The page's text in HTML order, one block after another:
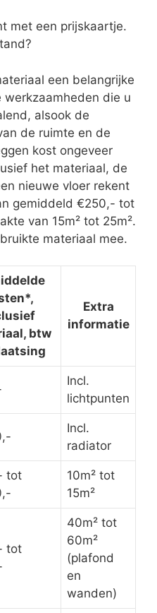
met een prijskaartje.
een belangrijke
die u
alsook de
de ruimte en de
kost ongeveer
het materiaal, de
nieuwe vloer rekent
gemiddeld €250,- tot
van 15m² tot 25m².
materiaal mee.
btw
Extra
informatie
Incl.
lichtpunten
Incl.
radiator
tot
10m² tot
15m²
tot
40m² tot
60m²
(plafond
en
wanden)